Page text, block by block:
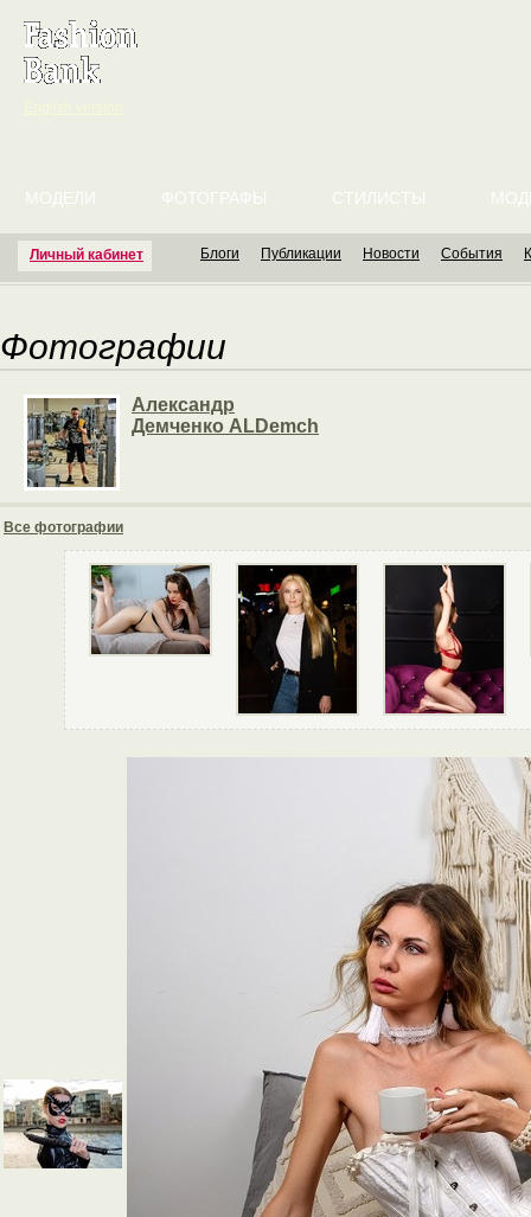
Личный кабинет
МОДЕЛИ ФОТОГРАФЫ СТИЛИСТЫ
Блоги Публикации Новости События
Фотографии
Александр
Демченко ALDemch
Все фотографии